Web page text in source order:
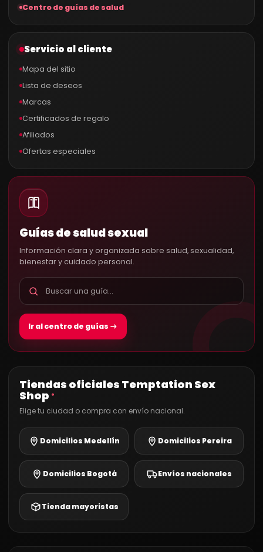
Centro de guías de salud
Servicio al cliente
Mapa del sitio
Lista de deseos
Marcas
Certificados de regalo
Afiliados
Ofertas especiales
Guías de salud sexual
Información clara y organizada sobre salud, sexualidad,
bienestar y cuidado personal.
Ir al centro de guías
Tiendas oficiales Temptation Sex
Shop ®
Elige tu ciudad o compra con envío nacional.
Domicilios Medellín Domicilios Pereira
Domicilios Bogotá Envíos nacionales
Tienda mayoristas